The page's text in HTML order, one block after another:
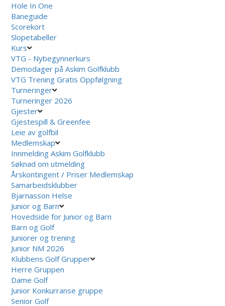
Hole In One
Baneguide
Scorekort
Slopetabeller
Kurs
VTG - Nybegynnerkurs
Demodager på Askim Golfklubb
VTG Trening Gratis Oppfølgning
Turneringer
Turneringer 2026
Gjester
Gjestespill & Greenfee
Leie av golfbil
Medlemskap
Innmelding Askim Golfklubb
Søknad om utmelding
Årskontingent / Priser Medlemskap
Samarbeidsklubber
Bjarnasson Helse
Junior og Barn
Hovedside for Junior og Barn
Barn og Golf
Juniorer og trening
Junior NM 2026
Klubbens Golf Grupper
Herre Gruppen
Dame Golf
Junior Konkurranse gruppe
Senior Golf